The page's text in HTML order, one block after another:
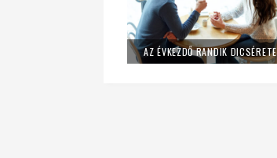
AZ ÉVKEZDŐ RANDIK DICSÉRETE